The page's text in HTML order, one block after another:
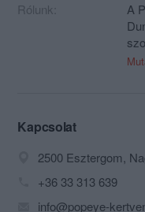
Rólunk:
A
és
A
Kapcsolat
2500 Esztergom,
+36 33 313 639
info@popeye-